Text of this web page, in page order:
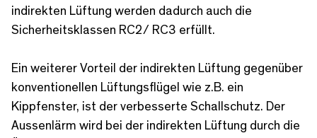
indirekten Lüftung werden dadurch auch die
Sicherheitsklassen RC2/ RC3 erfüllt.
Ein weiterer Vorteil der indirekten Lüftung gegenüber
konventionellen Lüftungsflügel wie z.B. ein
Kippfenster, ist der verbesserte Schallschutz. Der
Aussenlärm wird bei der indirekten Lüftung durch die